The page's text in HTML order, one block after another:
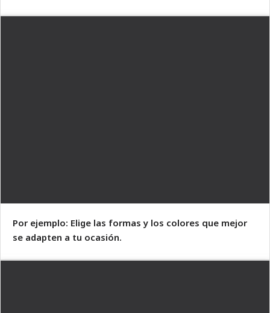
Por ejemplo: Elige las formas y los colores que mejor
se adapten a tu ocasión.